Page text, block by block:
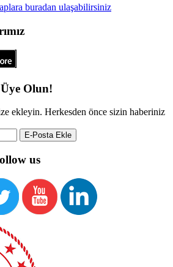
buradan ulaşabilirsiniz
Olun!
ekleyin. Herkesden önce sizin haberiniz
us